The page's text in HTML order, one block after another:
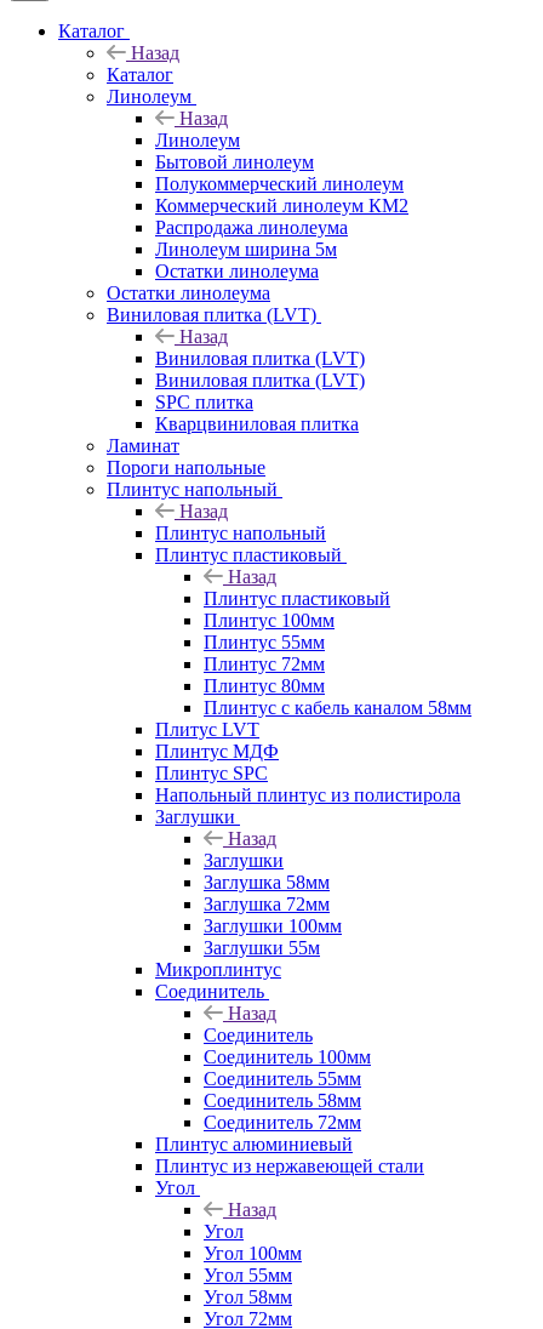
Каталог
Назад
Каталог
Линолеум
Назад
Линолеум
Бытовой линолеум
Полукоммерческий линолеум
Коммерческий линолеум КМ2
Распродажа линолеума
Линолеум ширина 5м
Остатки линолеума
Остатки линолеума
Виниловая плитка (LVT)
Назад
Виниловая плитка (LVT)
Виниловая плитка (LVT)
SPC плитка
Кварцвиниловая плитка
Ламинат
Пороги напольные
Плинтус напольный
Назад
Плинтус напольный
Плинтус пластиковый
Назад
Плинтус пластиковый
Плинтус 100мм
Плинтус 55мм
Плинтус 72мм
Плинтус 80мм
Плинтус с кабель каналом 58мм
Плитус LVT
Плинтус МДФ
Плинтус SPC
Напольный плинтус из полистирола
Заглушки
Назад
Заглушки
Заглушка 58мм
Заглушка 72мм
Заглушки 100мм
Заглушки 55м
Микроплинтус
Соединитель
Назад
Соединитель
Соединитель 100мм
Соединитель 55мм
Соединитель 58мм
Соединитель 72мм
Плинтус алюминиевый
Плинтус из нержавеющей стали
Угол
Назад
Угол
Угол 100мм
Угол 55мм
Угол 58мм
Угол 72мм